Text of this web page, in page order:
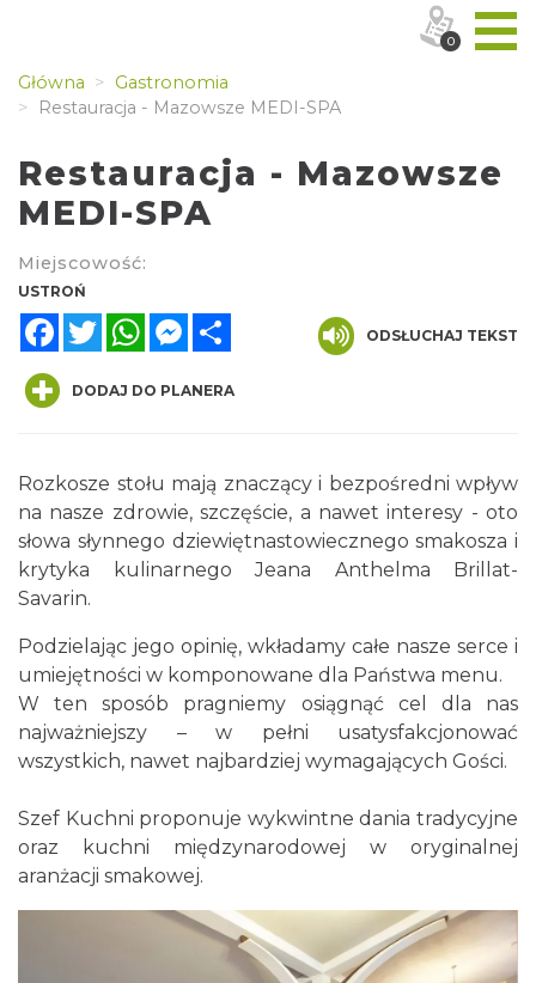
Główna
Gastronomia
Restauracja - Mazowsze MEDI-SPA
Restauracja - Mazowsze
MEDI-SPA
Miejscowość:
USTROŃ
FacebookTwitterWhatsAppMessenger
ODSŁUCHAJ TEKST
DODAJ DO PLANERA
Rozkosze stołu mają znaczący i bezpośredni wpływ
na nasze zdrowie, szczęście, a nawet interesy - oto
słowa słynnego dziewiętnastowiecznego smakosza i
krytyka kulinarnego Jeana Anthelma Brillat-
Savarin.
Podzielając jego opinię, wkładamy całe nasze serce i
umiejętności w komponowane dla Państwa menu.
W ten sposób pragniemy osiągnąć cel dla nas
najważniejszy – w pełni usatysfakcjonować
wszystkich, nawet najbardziej wymagających Gości.
Szef Kuchni proponuje wykwintne dania tradycyjne
oraz kuchni międzynarodowej w oryginalnej
aranżacji smakowej.
0